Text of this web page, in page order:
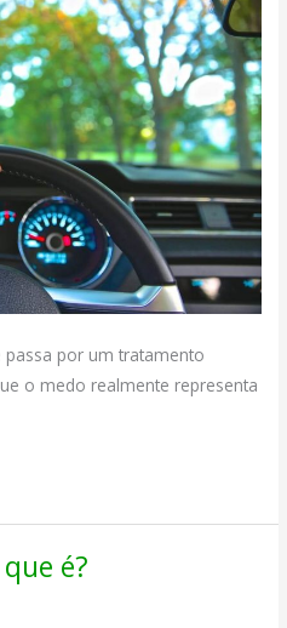
por um tratamento
o medo realmente representa
é?